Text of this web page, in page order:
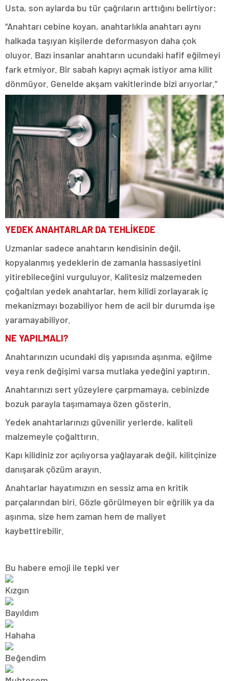
Usta, son aylarda bu tür çağrıların arttığını belirtiyor:
“Anahtarı cebine koyan, anahtarlıkla anahtarı aynı
halkada taşıyan kişilerde deformasyon daha çok
oluyor. Bazı insanlar anahtarın ucundaki hafif eğilmeyi
fark etmiyor. Bir sabah kapıyı açmak istiyor ama kilit
dönmüyor. Genelde akşam vakitlerinde bizi arıyorlar.”
YEDEK ANAHTARLAR DA TEHLİKEDE
Uzmanlar sadece anahtarın kendisinin değil,
kopyalanmış yedeklerin de zamanla hassasiyetini
yitirebileceğini vurguluyor. Kalitesiz malzemeden
çoğaltılan yedek anahtarlar, hem kilidi zorlayarak iç
mekanizmayı bozabiliyor hem de acil bir durumda işe
yaramayabiliyor.
NE YAPILMALI?
Anahtarınızın ucundaki diş yapısında aşınma, eğilme
veya renk değişimi varsa mutlaka yedeğini yaptırın.
Anahtarınızı sert yüzeylere çarpmamaya, cebinizde
bozuk parayla taşımamaya özen gösterin.
Yedek anahtarlarınızı güvenilir yerlerde, kaliteli
malzemeyle çoğalttırın.
Kapı kilidiniz zor açılıyorsa yağlayarak değil, kilitçinize
danışarak çözüm arayın.
Anahtarlar hayatımızın en sessiz ama en kritik
parçalarından biri. Gözle görülmeyen bir eğrilik ya da
aşınma, size hem zaman hem de maliyet
kaybettirebilir.
Bu habere emoji ile tepki ver